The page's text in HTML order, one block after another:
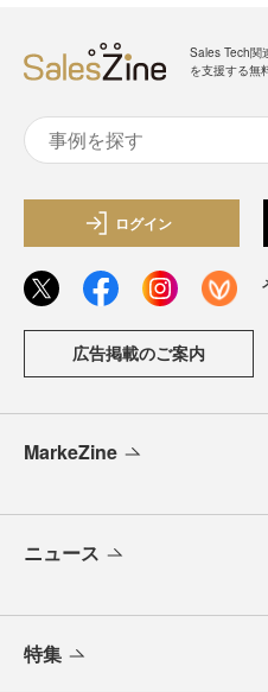
Sales Tech関
を支援する無
ログイン
広告掲載のご案内
MarkeZine
ニュース
特集